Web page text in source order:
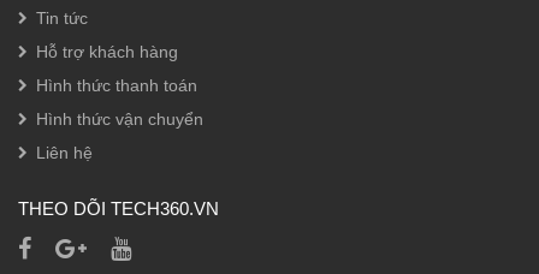
Tin tức
Hỗ trợ khách hàng
Hình thức thanh toán
Hình thức vận chuyển
Liên hệ
THEO DÕI TECH360.VN